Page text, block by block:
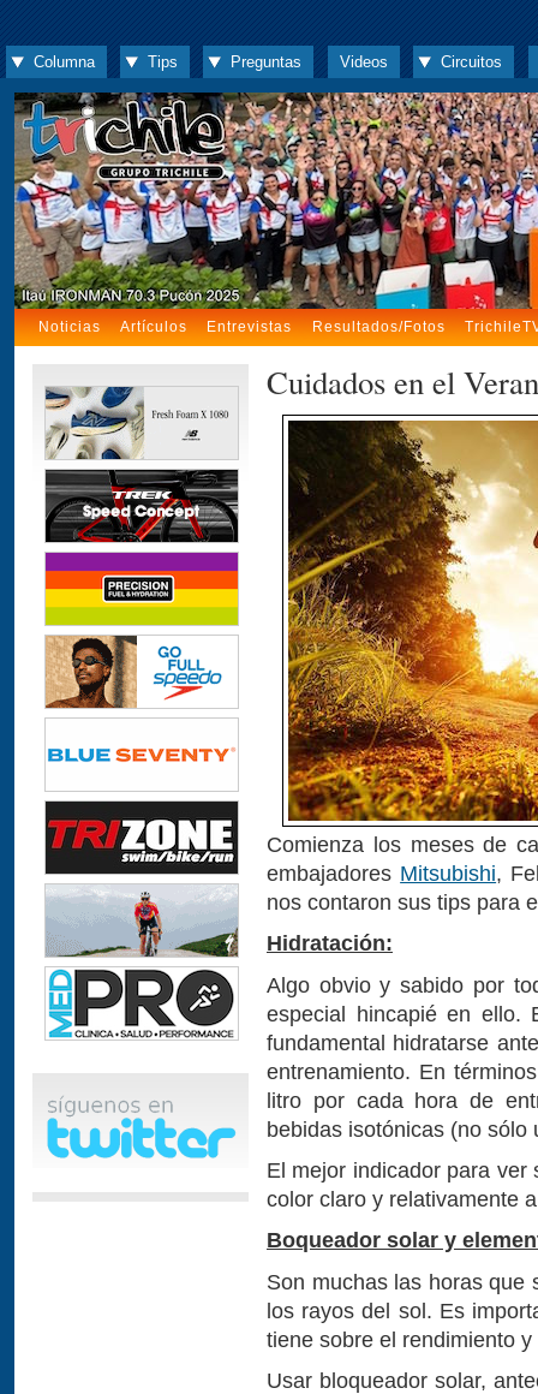
Columna Tips Preguntas Videos Circuitos
Noticias Artículos Entrevistas Resultados/Fotos
Cuidados en el
Comienza los meses de
embajadores Mitsubishi,
nos contaron sus tips para
Hidratación:
Algo obvio y sabido por
especial hincapié en ello.
fundamental hidratarse
entrenamiento. En
litro por cada hora de
bebidas isotónicas (no
El mejor indicador para
color claro y relativamente
Boqueador solar y
Son muchas las horas que
los rayos del sol. Es
tiene sobre el rendimiento
Usar bloqueador solar,